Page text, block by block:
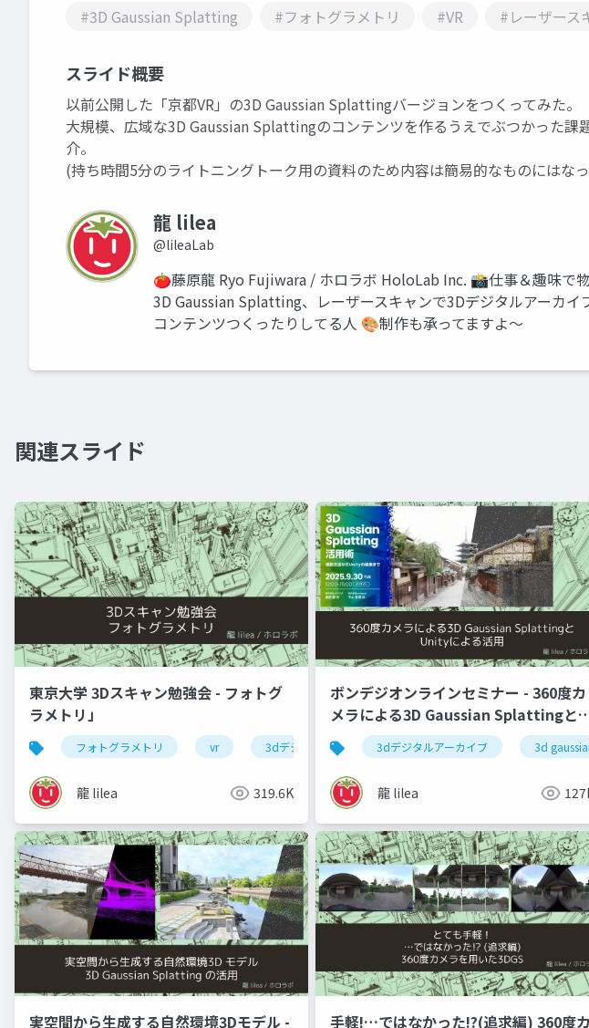
#3D Gaussian Splatting
#フォトグラメトリ #VR #レーザース
スライド概要
以前公開した「京都VR」の3D Gaussian Splattingバージョンをつくってみた。
大規模、広域な3D Gaussian Splattingのコンテンツを作るうえでぶつかった課
介。
(持ち時間5分のライトニングトーク用の資料のため内容は簡易的なものにはな
龍 lilea
@lileaLab
🍅藤原龍 Ryo Fujiwara / ホロラボ HoloLab Inc. 📸仕事＆趣味で物
3D Gaussian Splatting、レーザースキャンで3Dデジタルアーカイ
コンテンツつくったりしてる人 🎨制作も承ってますよ～
関連スライド
東京大学 3Dスキャン勉強会 - フォトグ
ラメトリ」
フォトグラメトリ vr 3dデジタルアーカイブ
龍 lilea 319.6K
ボンデジオンラインセミナー - 360度カ
メラによる3D Gaussian Splattingと
Unityによる活用
3dデジタルアーカイブ 3d
龍 lilea
実空間から生成する自然環境3Dモデル -
手軽!…ではなかった!?(追求編) 360度カ